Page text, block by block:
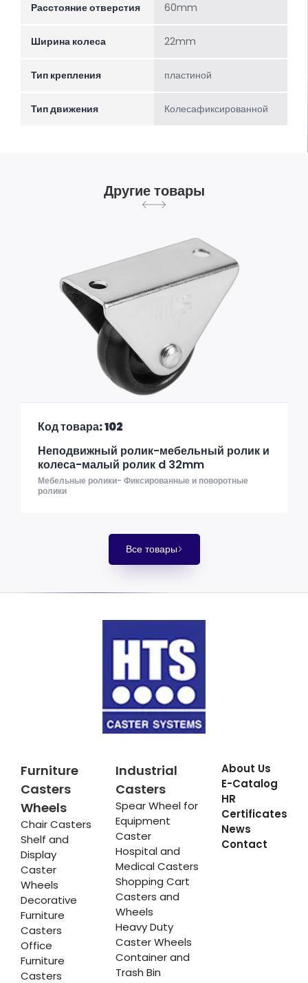
Расстояние отверстия 60mm
Ширина колеса 22mm
Тип крепления пластиной
Тип движения Колесафиксированной
Другие товары
Код товара: 102
Неподвижный ролик-мебельный ролик и
колеса-малый ролик d 32mm
Мебельные ролики- Фиксированные и поворотные
ролики
Все товары
Furniture
Casters
Wheels
Chair Casters
Shelf and
Display
Caster
Wheels
Decorative
Furniture
Casters
Office
Furniture
Casters
Industrial
Casters
Spear Wheel for
Equipment
Caster
Hospital and
Medical Casters
Shopping Cart
Casters and
Wheels
Heavy Duty
Caster Wheels
Container and
Trash Bin
About Us
E-Catalog
HR
Certificates
News
Contact